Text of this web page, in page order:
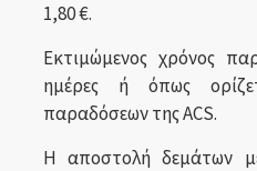
1,80 €.
Εκτιμώμενος χρόνος
ημέρες ή όπως
παραδόσεων της ACS.
Η αποστολή δεμάτων